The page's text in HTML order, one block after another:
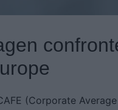
(Corporate